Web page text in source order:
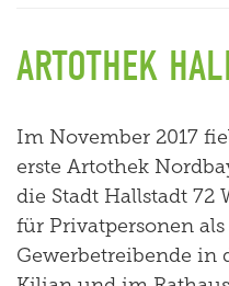
ARTOTHEK
Im November 2017
erste Artothek
die Stadt Hallstadt 72
für Privatpersonen
Gewerbetreibende in